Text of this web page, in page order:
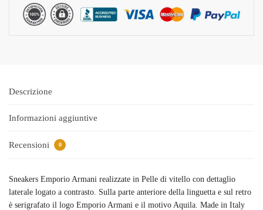
Descrizione
Informazioni aggiuntive
Recensioni 0
Sneakers Emporio Armani realizzate in Pelle di vitello con dettaglio
laterale logato a contrasto. Sulla parte anteriore della linguetta e sul retro
è serigrafato il logo Emporio Armani e il motivo Aquila. Made in Italy